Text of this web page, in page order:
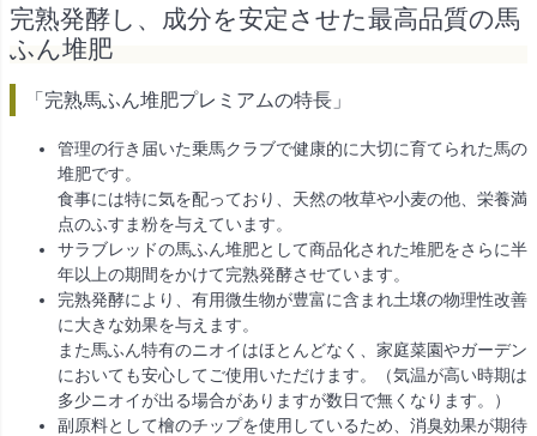
完熟発酵し、成分を安定させた最高品質の馬
ふん堆肥
「完熟馬ふん堆肥プレミアムの特長」
管理の行き届いた乗馬クラブで健康的に大切に育てられた馬の
堆肥です。
食事には特に気を配っており、天然の牧草や小麦の他、栄養満
点のふすま粉を与えています。
サラブレッドの馬ふん堆肥として商品化された堆肥をさらに半
年以上の期間をかけて完熟発酵させています。
完熟発酵により、有用微生物が豊富に含まれ土壌の物理性改善
に大きな効果を与えます。
また馬ふん特有のニオイはほとんどなく、家庭菜園やガーデン
においても安心してご使用いただけます。（気温が高い時期は
多少ニオイが出る場合がありますが数日で無くなります。）
副原料として檜のチップを使用しているため、消臭効果が期待